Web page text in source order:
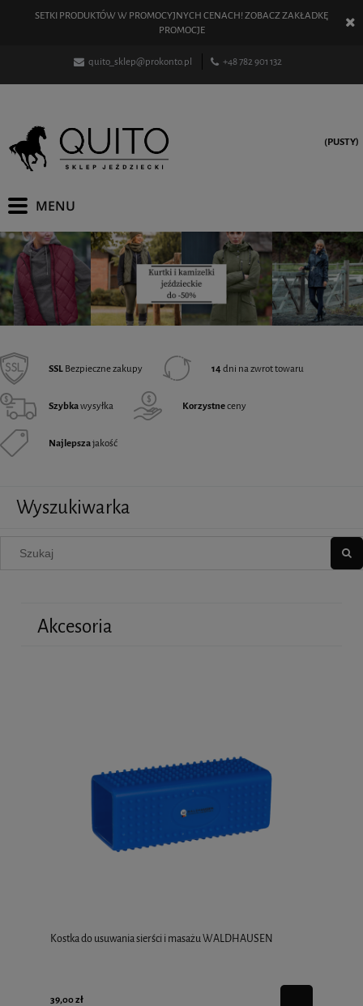
SETKI PRODUKTÓW W PROMOCYJNYCH CENACH! ZOBACZ ZAKŁADKĘ
PROMOCJE
quito_sklep@prokonto.pl +48 782 901 132
(PUSTY)
SSLBezpieczne zakupy 14dni na zwrot towaru
Szybkawysyłka Korzystneceny
Najlepszajakość
Wyszukiwarka
Akcesoria
Kostka do usuwania sierści i masażu WALDHAUSEN
39,00 zł